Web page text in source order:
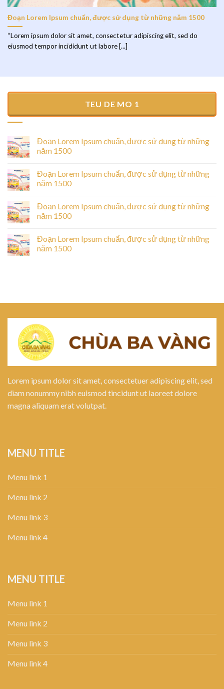
Đoạn Lorem Ipsum chuẩn, được sử dụng từ những năm 1500
“Lorem ipsum dolor sit amet, consectetur adipiscing elit, sed do
eiusmod tempor incididunt ut labore [...]
TEU DE MO 1
Đoạn Lorem Ipsum chuẩn, được sử dụng từ những
năm 1500
Đoạn Lorem Ipsum chuẩn, được sử dụng từ những
năm 1500
Đoạn Lorem Ipsum chuẩn, được sử dụng từ những
năm 1500
Đoạn Lorem Ipsum chuẩn, được sử dụng từ những
năm 1500
Lorem ipsum dolor sit amet, consectetuer adipiscing elit, sed
diam nonummy nibh euismod tincidunt ut laoreet dolore
magna aliquam erat volutpat.
MENU TITLE
Menu link 1
Menu link 2
Menu link 3
Menu link 4
MENU TITLE
Menu link 1
Menu link 2
Menu link 3
Menu link 4